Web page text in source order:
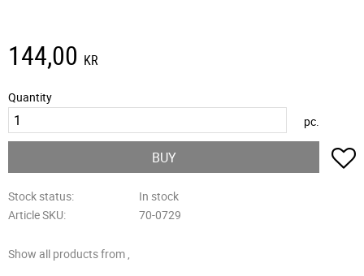
144,00 KR
Quantity
pc.
BUY
Stock status
In stock
Article SKU
70-0729
Show all products from ,